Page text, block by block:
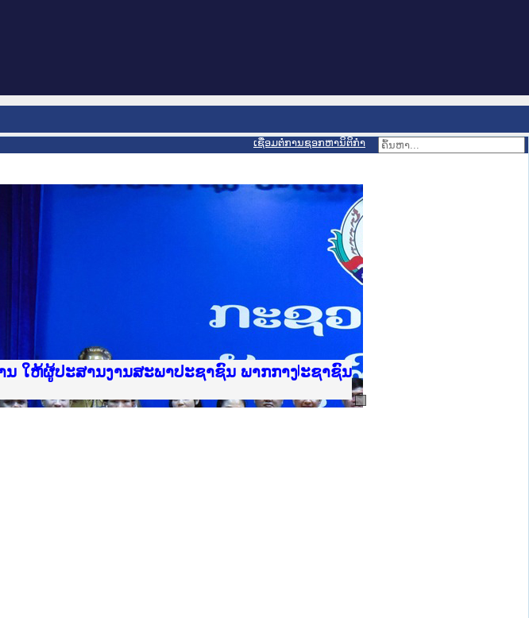
ເຊື່ອມຕໍ່ການຊອກຫານິຕິກຳ
ອັບກົດໝາຍລາວ ທີ່ ສະຖາບັນຍຸຕິທຳແຫ່ງຊາດ
ໃຫ້ຜູ້ປະສານງານສະພາປະຊາຊົນ ພາກເໜືອ
ຈົດໝາຍເຫດທາງລັດຖະການ
ລັດຖະການ ສຳລັບ ພາກກາງ
ງລັດຖະການ ສຳລັບ ພາກໃຕ້
ດທາງລັດຖະການ ທີ່ ວິທະຍາຄານຕຳຫຼວດປະຊາຊົນ
ດທາງລັດຖະການ ທີ່ ວິທະຍາຄານສັນຕິບານປະຊາຊົນ
ຜູ້ປະສານງານຂັ້ນແຂວງພາກເໜືອ
ໃຫ້ຜູ້ປະສານງານສະພາປະຊາຊົນ ພາກກາງ